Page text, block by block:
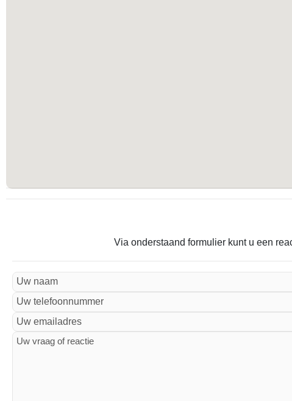
Via onderstaand formulier kunt u een